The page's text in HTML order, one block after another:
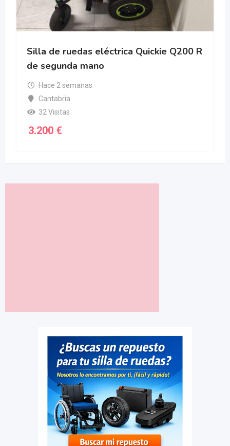
Silla de ruedas eléctrica Quickie Q200 R
de segunda mano
Hace 2 semanas
Cantabria
32 Visitas
3.200 €